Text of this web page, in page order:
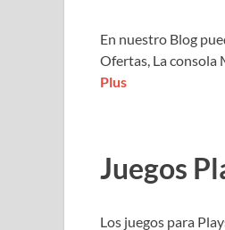
En nuestro Blog
Ofertas, La consola
Plus
Juegos
Los juegos para